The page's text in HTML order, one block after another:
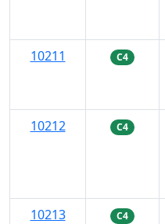
10211
C4
10212
C4
10213
C4